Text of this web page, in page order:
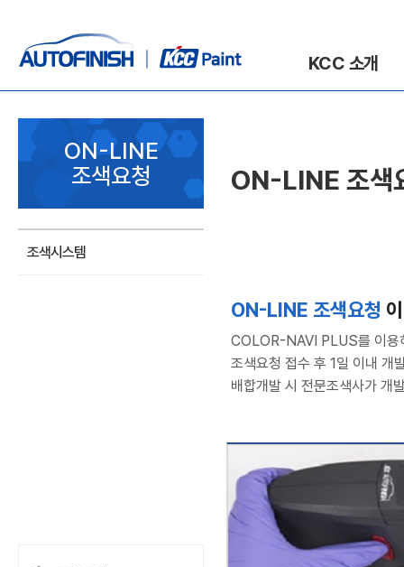
KCC 소개
ON-LINE
조색요청
조색시스템
ON-LINE 조색
ON-LINE 조색요청
COLOR-NAVI PLUS를 이용
조색요청 접수 후 1일 이내 개
배합개발 시 전문조색사가 개